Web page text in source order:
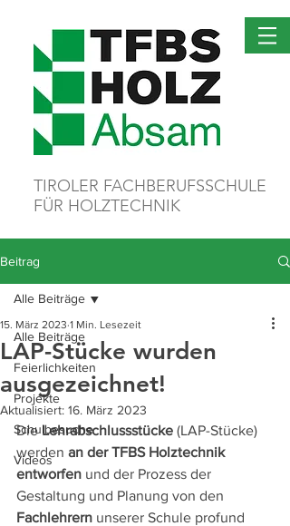
TIROLER FACHBERUFSSCHULE
FÜR HOLZTECHNIK
Beitrag
Alle Beiträge
Feierlichkeiten
Projekte
Schulbesuche
Videos
Alle Beiträge
LAP-Stücke wurden
ausgezeichnet!
15. März 2023 1 Min. Lesezeit
Aktualisiert: 16. März 2023
Die Lehrabschlussstücke (LAP-Stücke)
werden an der TFBS Holztechnik
entworfen und der Prozess der
Gestaltung und Planung von den
Fachlehrern unserer Schule profund